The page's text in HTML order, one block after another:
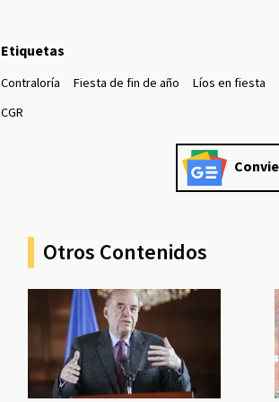
Etiquetas
Contraloría Fiesta de fin de año Líos en fiesta
CGR
Otros Contenidos